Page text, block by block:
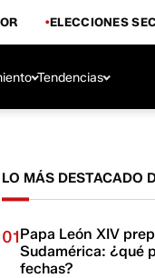
ELECCIONES
Tendencias
LO MÁS DESTACADO
01Papa León XIV
Sudamérica: ¿qué
fechas?